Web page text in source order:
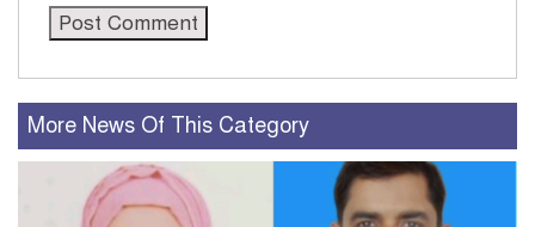
More News Of This Category